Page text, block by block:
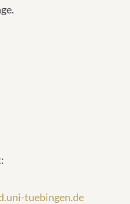
tuebingen.de